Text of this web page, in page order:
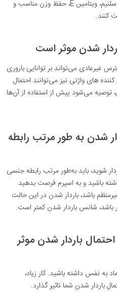
می‌توانید با رژیم غذایی سرشار از روی، سلنیم، ویتامین E، حفظ وزن مناسب و
کنند.
شدن موثر است
غیرعادی می‌تواند بر توانایی باروری
های واژنی نیز می‌توانند احتمال
می‌شود پیش از استفاده از آن‌ها
شدن به طور مرتب رابطه
شوید، باید به‌طور مرتب رابطه جنسی
باشید و به اسپرم فرصت بدهید
باشد، باردار شدن در این حالت
شانس باردار شدن کمتر است.
احتمال باردار شدن موثر
به نفس داشته باشید. کار زیاد،
باردار شدن شما تاثیر گذارد.